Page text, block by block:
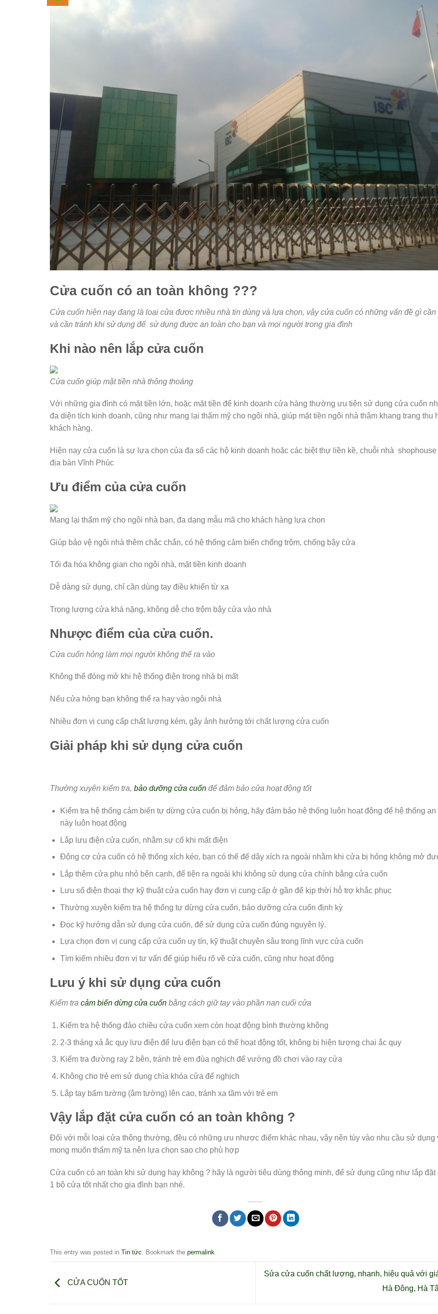
Cửa cuốn có an toàn không ???
Cửa cuốn hiện nay đang là loại cửa được nhiều nhà tin dùng và lựa chọn, vậy cửa cuốn có những vấn đề gì cần
và cần tránh khi sử dụng để sử dụng được an toàn cho bạn và mọi người trong gia đình
Khi nào nên lắp cửa cuốn
Cửa cuốn giúp mặt tiền nhà thông thoáng
Với những gia đình có mặt tiền lớn, hoặc mặt tiền để kinh doanh cửa hàng thường ưu tiên sử dụng cửa cuốn
đa diện tích kinh doanh, cũng như mang lại thẩm mỹ cho ngôi nhà, giúp mặt tiền ngôi nhà thâm khang trang thu
khách hàng.
Hiện nay cửa cuốn là sự lựa chọn của đa số các hộ kinh doanh hoặc các biệt thự liền kề, chuỗi nhà shophouse
địa bàn Vĩnh Phúc
Ưu điểm của cửa cuốn
Mang lại thẩm mỹ cho ngôi nhà bạn, đa dạng mẫu mã cho khách hàng lựa chọn
Giúp bảo vệ ngôi nhà thêm chắc chắn, có hệ thống cảm biến chống trộm, chống bậy cửa
Tối đa hóa không gian cho ngôi nhà, mặt tiền kinh doanh
Dễ dàng sử dụng, chỉ cần dùng tay điều khiển từ xa
Trọng lượng cửa khá nặng, không dễ cho trộm bậy cửa vào nhà
Nhược điểm của cửa cuốn.
Cửa cuốn hỏng làm mọi người không thể ra vào
Không thể đóng mở khi hệ thống điện trong nhà bị mất
Nếu cửa hỏng bạn không thể ra hay vào ngôi nhà
Nhiều đơn vị cung cấp chất lượng kém, gây ảnh hưởng tới chất lượng cửa cuốn
Giải pháp khi sử dụng cửa cuốn
Thường xuyên kiểm tra, bảo dưỡng cửa cuốn để đảm bảo cửa hoạt động tốt
Kiểm tra hệ thống cảm biến tự dừng cửa cuốn bị hỏng, hãy đảm bảo hệ thống luôn hoạt động để hệ thống an
này luôn hoạt động
Lắp lưu điện cửa cuốn, nhằm sự cố khi mất điện
Động cơ cửa cuốn có hệ thống xích kéo, bạn có thể để dây xích ra ngoài nhằm khi cửa bị hỏng không mở
Lắp thêm cửa phụ nhỏ bên cạnh, để tiện ra ngoài khi không sử dụng cửa chính bằng cửa cuốn
Lưu số điện thoại thợ kỹ thuật cửa cuốn hay đơn vị cung cấp ở gần để kịp thời hỗ trợ khắc phục
Thường xuyên kiểm tra hệ thống tự dừng cửa cuốn, bảo dưỡng cửa cuốn định kỳ
Đọc kỹ hướng dẫn sử dụng cửa cuốn, để sử dụng cửa cuốn đúng nguyên lý.
Lựa chọn đơn vị cung cấp cửa cuốn uy tín, kỹ thuật chuyên sâu trong lĩnh vực cửa cuốn
Tìm kiếm nhiều đơn vị tư vấn để giúp hiểu rõ về cửa cuốn, cũng như hoạt động
Lưu ý khi sử dụng cửa cuốn
Kiểm tra cảm biến dừng cửa cuốn bằng cách giữ tay vào phần nan cuối cửa
Kiểm tra hệ thống đảo chiều cửa cuốn xem còn hoạt động bình thường không
2-3 tháng xả ắc quy lưu điện để lưu điện bạn có thể hoạt động tốt, không bị hiện tượng chai ắc quy
Kiểm tra đường ray 2 bên, tránh trẻ em đùa nghịch để vướng đồ chơi vào ray cửa
Không cho trẻ em sử dụng chìa khóa cửa để nghịch
Lắp tay bấm tường (âm tường) lên cao, tránh xa tầm với trẻ em
Vậy lắp đặt cửa cuốn có an toàn không ?
Đối với mỗi loại cửa thông thường, đều có những ưu nhược điểm khác nhau, vậy nên tùy vào nhu cầu sử dụng
mong muốn thẩm mỹ ta nên lựa chọn sao cho phù hợp
Cửa cuốn có an toàn khi sử dụng hay không ? hãy là người tiêu dùng thông minh, để sử dụng cũng như lắp
1 bộ cửa tốt nhất cho gia đình bạn nhé.
This entry was posted in Tin tức. Bookmark the permalink.
CỬA CUỐN TỐT
Sửa cửa cuốn chất lượng, nhanh, hiệu quả với
Hà Đông, Hà